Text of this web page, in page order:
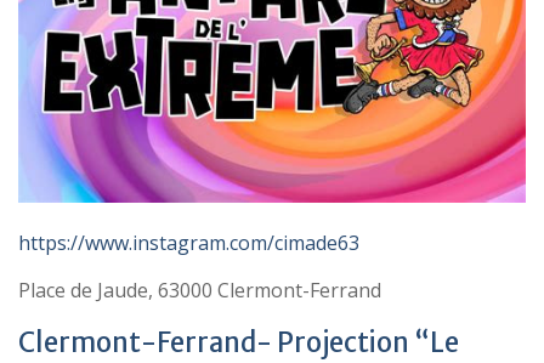
https://www.instagram.com/cimade63
Place de Jaude, 63000 Clermont-Ferrand
Clermont-Ferrand- Projection “Le